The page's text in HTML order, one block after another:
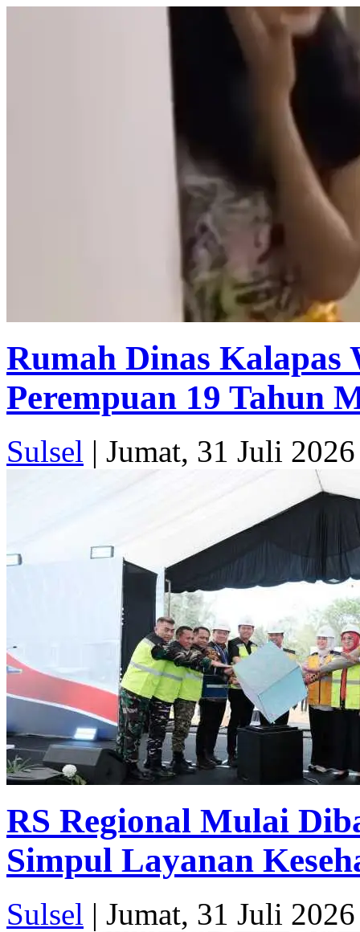
Rumah Dinas Kalapas
Perempuan 19 Tahun
Sulsel | Jumat, 31 Juli 2026
RS Regional Mulai
Simpul Layanan
Sulsel | Jumat, 31 Juli 2026